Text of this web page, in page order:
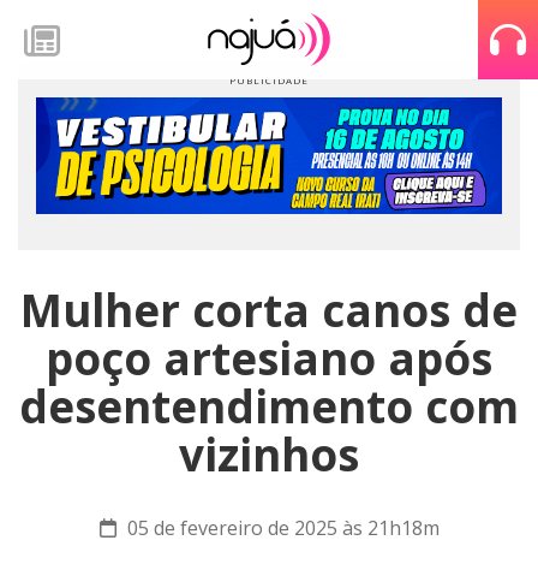
Mulher corta canos de
poço artesiano após
desentendimento com
vizinhos
05 de fevereiro de 2025 às 21h18m